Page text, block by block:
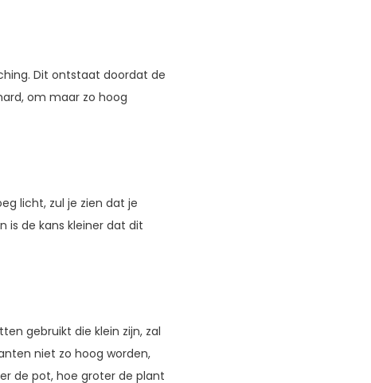
Dit ontstaat doordat de
om maar zo hoog
licht, zul je zien dat je
is de kans kleiner dat dit
gebruikt die klein zijn, zal
niet zo hoog worden,
de pot, hoe groter de plant